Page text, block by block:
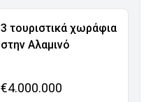
3 τουριστικά χωράφια
στην Αλαμινό
€4.000.000